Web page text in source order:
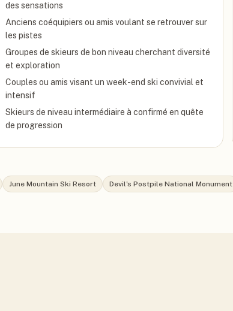
des sensations
Anciens coéquipiers ou amis voulant se retrouver sur
les pistes
Groupes de skieurs de bon niveau cherchant diversité
et exploration
Couples ou amis visant un week-end ski convivial et
intensif
Skieurs de niveau intermédiaire à confirmé en quête
de progression
June Mountain Ski Resort Devil's Postpile National Monument